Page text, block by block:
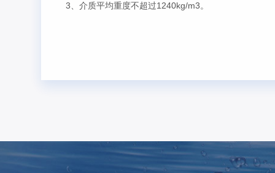
3、介质平均重度不超过1240kg/m3。